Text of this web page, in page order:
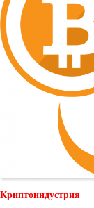
Криптоиндустрия